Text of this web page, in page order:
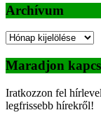
Archívum
Archívum
Maradjon
Iratkozzon fel
legfrissebb hírekről!